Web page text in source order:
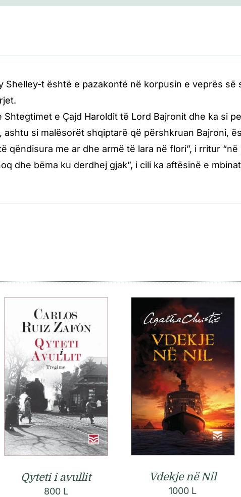
Shelley-t është e pazakontë në korpusin e veprës së
Shtegtimet e Çajd Haroldit të Lord Bajronit dhe ka si
ashtu si malësorët shqiptarë që përshkruan Bajroni,
qëndisura me ar dhe armë të lara në flori”, i rritur
dhe bëma ku derdhej gjak”, i cili ka aftësinë e
Qyteti i avullit
800 L
Vdekje në Nil
1000 L